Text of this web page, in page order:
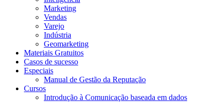
Marketing
Vendas
Varejo
Indústria
Geomarketing
Materiais Gratuitos
Casos de sucesso
Especiais
Manual de Gestão da Reputação
Cursos
Introdução à Comunicação baseada em dados